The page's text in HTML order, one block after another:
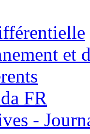
et
FR
-